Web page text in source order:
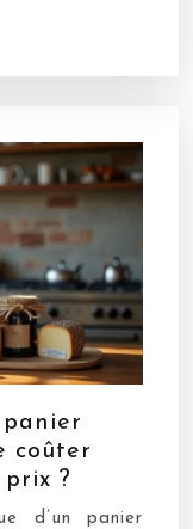
coûter
?
d’un panier